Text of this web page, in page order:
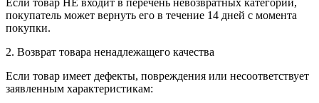
покупатель может вернуть его в течение 14 дней с момента
покупки.
2. Возврат товара ненадлежащего качества
Если товар имеет дефекты, повреждения или несоответствует
заявленным характеристикам: